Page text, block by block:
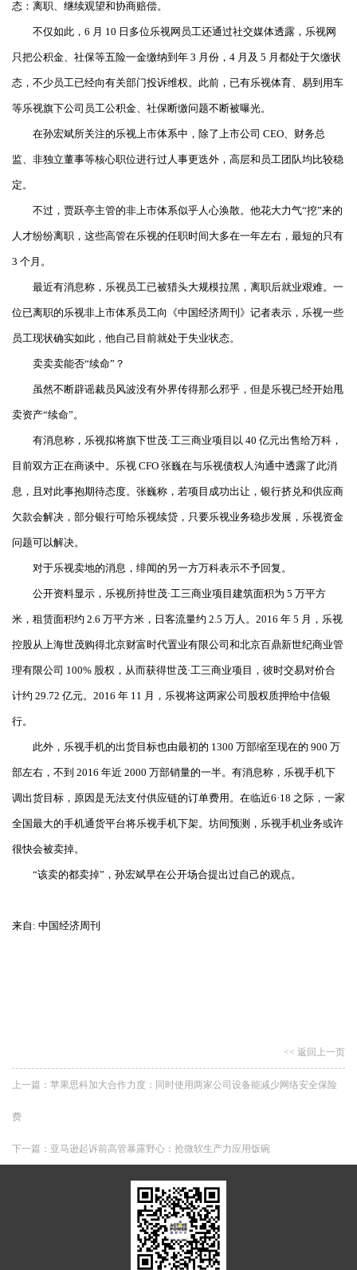
态：离职、继续观望和协商赔偿。
不仅如此，6 月 10 日多位乐视网员工还通过社交媒体透露，乐视网
只把公积金、社保等五险一金缴纳到年 3 月份，4 月及 5 月都处于欠缴状
态，不少员工已经向有关部门投诉维权。此前，已有乐视体育、易到用车
等乐视旗下公司员工公积金、社保断缴问题不断被曝光。
在孙宏斌所关注的乐视上市体系中，除了上市公司 CEO、财务总
监、非独立董事等核心职位进行过人事更迭外，高层和员工团队均比较稳
定。
不过，贾跃亭主管的非上市体系似乎人心涣散。他花大力气“挖”来的
人才纷纷离职，这些高管在乐视的任职时间大多在一年左右，最短的只有
3 个月。
最近有消息称，乐视员工已被猎头大规模拉黑，离职后就业艰难。一
位已离职的乐视非上市体系员工向《中国经济周刊》记者表示，乐视一些
员工现状确实如此，他自己目前就处于失业状态。
卖卖卖能否“续命”？
虽然不断辟谣裁员风波没有外界传得那么邪乎，但是乐视已经开始甩
卖资产“续命”。
有消息称，乐视拟将旗下世茂·工三商业项目以 40 亿元出售给万科，
目前双方正在商谈中。乐视 CFO 张巍在与乐视债权人沟通中透露了此消
息，且对此事抱期待态度。张巍称，若项目成功出让，银行挤兑和供应商
欠款会解决，部分银行可给乐视续贷，只要乐视业务稳步发展，乐视资金
问题可以解决。
对于乐视卖地的消息，绯闻的另一方万科表示不予回复。
公开资料显示，乐视所持世茂·工三商业项目建筑面积为 5 万平方
米，租赁面积约 2.6 万平方米，日客流量约 2.5 万人。2016 年 5 月，乐视
控股从上海世茂购得北京财富时代置业有限公司和北京百鼎新世纪商业管
理有限公司 100% 股权，从而获得世茂·工三商业项目，彼时交易对价合
计约 29.72 亿元。2016 年 11 月，乐视将这两家公司股权质押给中信银
行。
此外，乐视手机的出货目标也由最初的 1300 万部缩至现在的 900 万
部左右，不到 2016 年近 2000 万部销量的一半。有消息称，乐视手机下
调出货目标，原因是无法支付供应链的订单费用。在临近6·18 之际，一家
全国最大的手机通货平台将乐视手机下架。坊间预测，乐视手机业务或许
很快会被卖掉。
“该卖的都卖掉”，孙宏斌早在公开场合提出过自己的观点。
来自: 中国经济周刊
<< 返回上一页
上一篇： 苹果思科加大合作力度：同时使用两家公司设备能减少网络安全保险
费
下一篇： 亚马逊起诉前高管暴露野心：抢微软生产力应用饭碗